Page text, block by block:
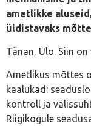
ametlikke
üldistavaks
Tänan, Ülo. Siin
Ametlikus mõttes
kaalukad:
kontroll ja
Riigikogule